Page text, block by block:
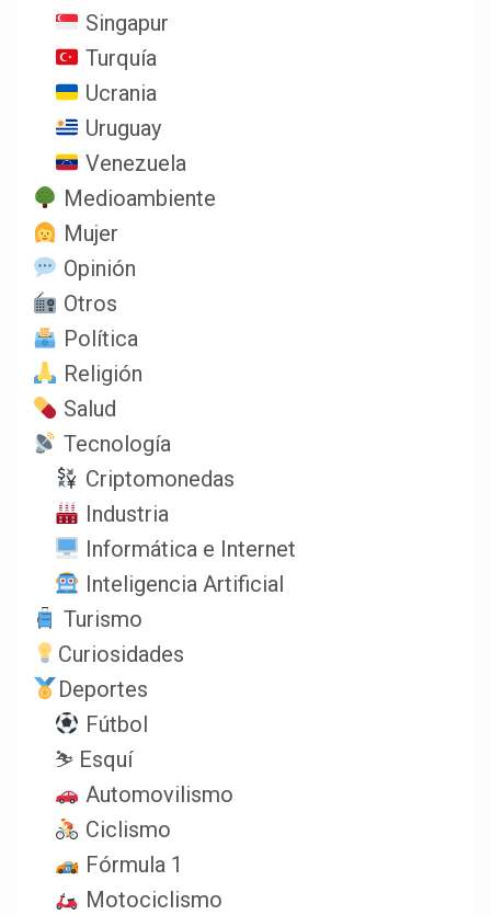
Singapur
Turquía
Ucrania
Uruguay
Venezuela
Medioambiente
Mujer
Opinión
Otros
Política
Religión
Salud
Tecnología
Criptomonedas
Industria
Informática e Internet
Inteligencia Artificial
Turismo
Curiosidades
Deportes
Fútbol
⛷️ Esquí
Automovilismo
Ciclismo
Fórmula 1
Motociclismo